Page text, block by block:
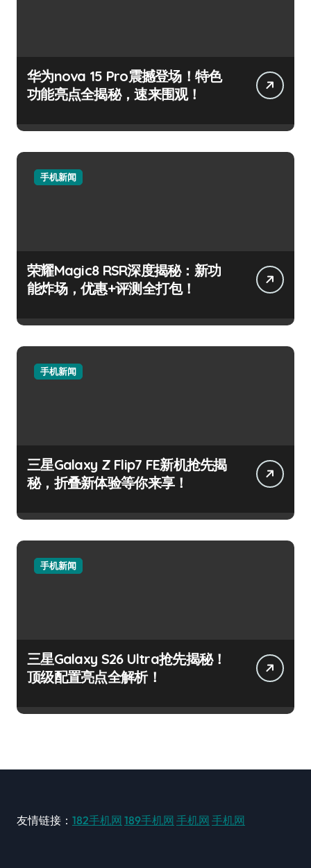
华为nova 15 Pro震撼登场！特色
功能亮点全揭秘，速来围观！
手机新闻
荣耀Magic8 RSR深度揭秘：新功
能炸场，优惠+评测全打包！
手机新闻
三星Galaxy Z Flip7 FE新机抢先揭
秘，折叠新体验等你来享！
手机新闻
三星Galaxy S26 Ultra抢先揭秘！
顶级配置亮点全解析！
友情链接： 182手机网 189手机网 手机网 手机网